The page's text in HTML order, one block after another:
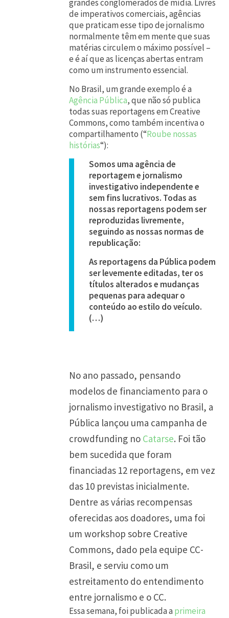
grandes conglomerados de mídia. Livres
de imperativos comerciais, agências
que praticam esse tipo de jornalismo
normalmente têm em mente que suas
matérias circulem o máximo possível –
e é aí que as licenças abertas entram
como um instrumento essencial.
No Brasil, um grande exemplo é a
Agência Pública, que não só publica
todas suas reportagens em Creative
Commons, como também incentiva o
compartilhamento (“Roube nossas
histórias“):
Somos uma agência de
reportagem e jornalismo
investigativo independente e
sem fins lucrativos. Todas as
nossas reportagens podem ser
reproduzidas livremente,
seguindo as nossas normas de
republicação:
As reportagens da Pública podem
ser levemente editadas, ter os
títulos alterados e mudanças
pequenas para adequar o
conteúdo ao estilo do veículo.
(…)
No ano passado, pensando
modelos de financiamento para o
jornalismo investigativo no Brasil, a
Pública lançou uma campanha de
crowdfunding no Catarse. Foi tão
bem sucedida que foram
financiadas 12 reportagens, em vez
das 10 previstas inicialmente.
Dentre as várias recompensas
oferecidas aos doadores, uma foi
um workshop sobre Creative
Commons, dado pela equipe CC-
Brasil, e serviu como um
estreitamento do entendimento
entre jornalismo e o CC.
Essa semana, foi publicada a primeira